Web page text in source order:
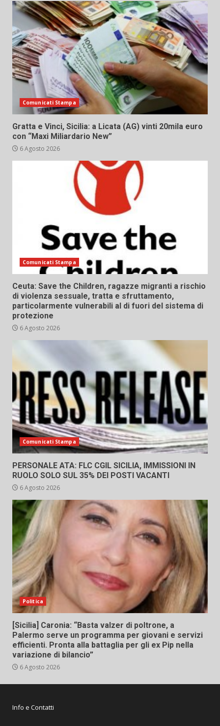
Comunicati Stampa
Gratta e Vinci, Sicilia: a Licata (AG) vinti 20mila euro
con “Maxi Miliardario New”
6 Agosto 2026
Comunicati Stampa
Ceuta: Save the Children, ragazze migranti a rischio
di violenza sessuale, tratta e sfruttamento,
particolarmente vulnerabili al di fuori del sistema di
protezione
6 Agosto 2026
Comunicati Stampa
PERSONALE ATA: FLC CGIL SICILIA, IMMISSIONI IN
RUOLO SOLO SUL 35% DEI POSTI VACANTI
6 Agosto 2026
Politica
[Sicilia] Caronia: “Basta valzer di poltrone, a
Palermo serve un programma per giovani e servizi
efficienti. Pronta alla battaglia per gli ex Pip nella
variazione di bilancio”
6 Agosto 2026
Info e Contatti